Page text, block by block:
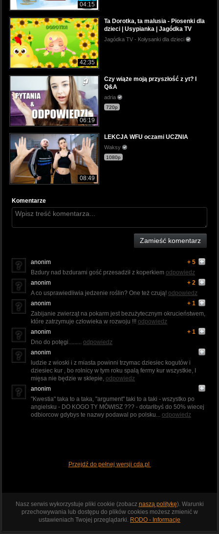
04:15
42:35
Ta Dorotka, ta malusia - Piosenki dla
dzieci | Usypianka | Jagódka TV
Jagódka TV - Kołysanki dla dzieci
06:19
Czy wiąże moją przyszłość z yt? I
Q&A
adria
720p
08:49
LEKCJA WFU oczami UCZNIA
Waksy
1080p
Komentarze
Zamieść komentarz
anonim
+ 5
Bzdury nad bzdurami gość przesadził z koperkiem odpowiedz
anonim
+ 2
A co usprawiedliwia jedzenie roślin? One też czują! odpowiedz
anonim
+ 1
Zabijanie zwierząt na pokarm jest bezużytecznym okrucieństwem,
które zatrzymuje człowieka w rozwoju !!! odpowiedz
anonim
+ 1
Dno do potęgi......... odpowiedz
anonim
ludzie z wioski i z miasta powinni trzymac dziesiec kogutów i
dziesiec kur , bo rolnicy w tym roku spalą fermy kur wszystkie, I
mięsa nie będzie w sklepie, odpowiedz
anonim
"Kwestia" taka to a taka, "argument" taki to a taki - wszystko po
angielsku - DO KOGO TY MÓWISZ ??? - dotarłbyś do 50% wiecej
odbiorcow gdybys te nazwy podawal po polsku... odpowiedz
Przejdź do pełnej wersji cda.pl
Nasz serwis wykorzystuje pliki cookie (zobacz naszą politykę). Warunki
przechowywania lub dostępu do plików cookies możesz zmienić w
ustawieniach Twojej przeglądarki. RODO - Informacje